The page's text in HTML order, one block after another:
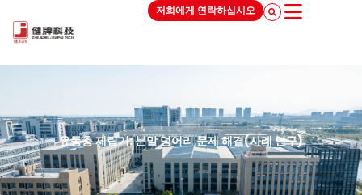
저희에게 연락하십시오
유동층 제립기: 분말 덩어리 문제 해결(사례 연구)